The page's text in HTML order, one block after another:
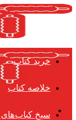
Skip
خرید کتاب
خلاصه کتاب
سیخ